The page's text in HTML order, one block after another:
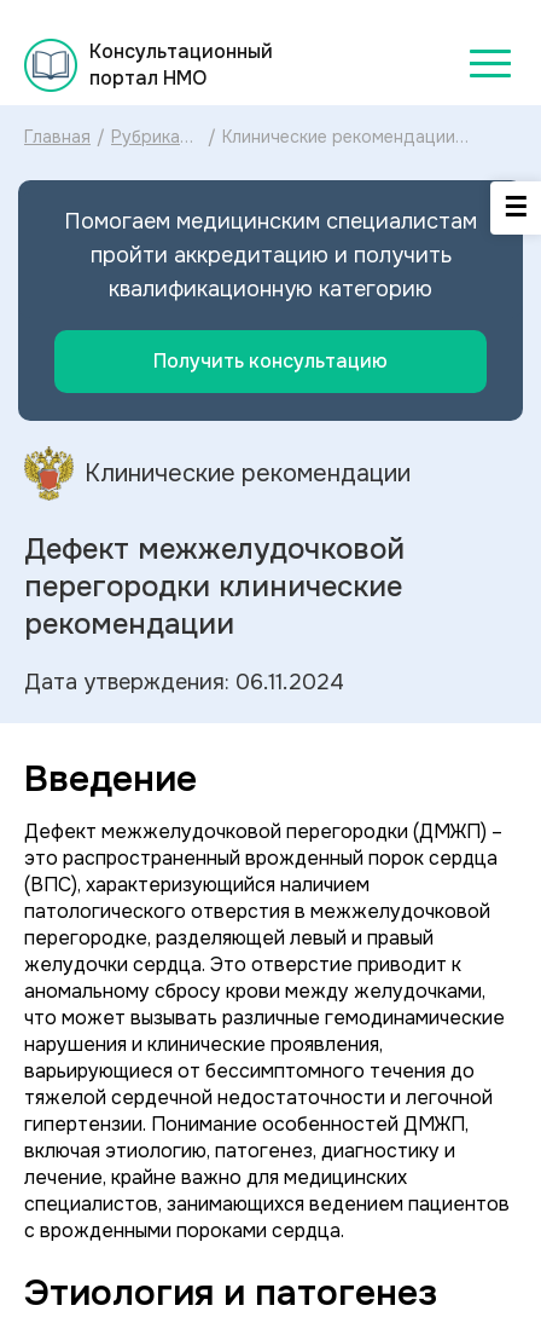
Консультационный
портал НМО
Главная / Рубрикатор
рекомендаций
/ Клинические рекомендации
перегородки МКБ-10: диагностика
межжелудочковой перегородки
2024
Помогаем медицинским специалистам
пройти аккредитацию и получить
квалификационную категорию
Получить консультацию
Клинические рекомендации
Дефект межжелудочковой
перегородки клинические
рекомендации
Дата утверждения: 06.11.2024
Введение
Дефект межжелудочковой перегородки (ДМЖП) –
это распространенный врожденный порок сердца
(ВПС), характеризующийся наличием
патологического отверстия в межжелудочковой
перегородке, разделяющей левый и правый
желудочки сердца. Это отверстие приводит к
аномальному сбросу крови между желудочками,
что может вызывать различные гемодинамические
нарушения и клинические проявления,
варьирующиеся от бессимптомного течения до
тяжелой сердечной недостаточности и легочной
гипертензии. Понимание особенностей ДМЖП,
включая этиологию, патогенез, диагностику и
лечение, крайне важно для медицинских
специалистов, занимающихся ведением пациентов
с врожденными пороками сердца.
Этиология и патогенез